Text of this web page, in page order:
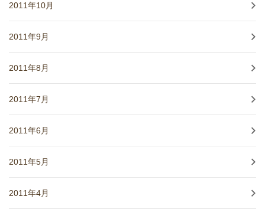
2011年10月
2011年9月
2011年8月
2011年7月
2011年6月
2011年5月
2011年4月